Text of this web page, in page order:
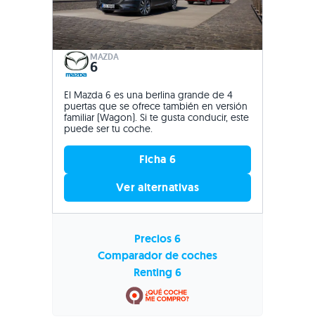
MAZDA
6
El Mazda 6 es una berlina grande de 4
puertas que se ofrece también en versión
familiar (Wagon). Si te gusta conducir, este
puede ser tu coche.
Ficha 6
Ver alternativas
Precios 6
Comparador de coches
Renting 6